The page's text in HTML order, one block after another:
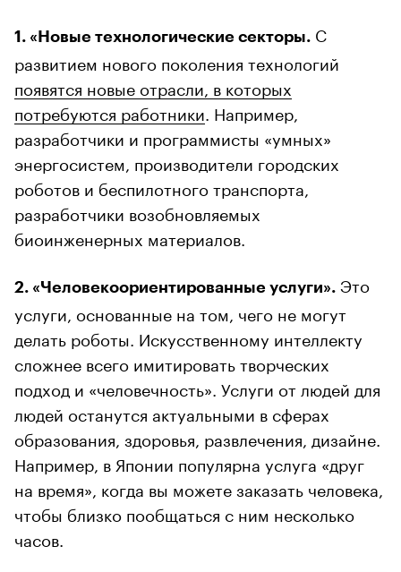
1. «Новые технологические секторы. С
развитием нового поколения технологий
появятся новые отрасли, в которых
потребуются работники . Например,
разработчики и программисты «умных»
энергосистем, производители городских
роботов и беспилотного транспорта,
разработчики возобновляемых
биоинженерных материалов.
2. «Человекоориентированные услуги». Это
услуги, основанные на том, чего не могут
делать роботы. Искусственному интеллекту
сложнее всего имитировать творческих
подход и «человечность». Услуги от людей для
людей останутся актуальными в сферах
образования, здоровья, развлечения, дизайне.
Например, в Японии популярна услуга «друг
на время», когда вы можете заказать человека,
чтобы близко пообщаться с ним несколько
часов.